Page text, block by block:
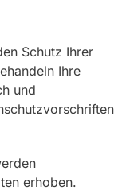
Schutz Ihrer
Ihre
und
erhoben.